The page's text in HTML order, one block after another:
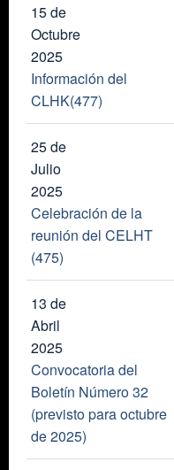
15 de
Octubre
2025
Información del
CLHK(477)
25 de
Julio
2025
Celebración de la
reunión del CELHT
(475)
13 de
Abril
2025
Convocatoria del
Boletín Número 32
(previsto para octubre
de 2025)